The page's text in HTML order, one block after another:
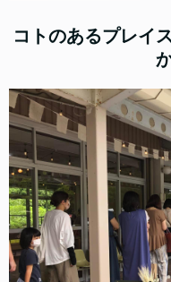
コトのあるプレイ